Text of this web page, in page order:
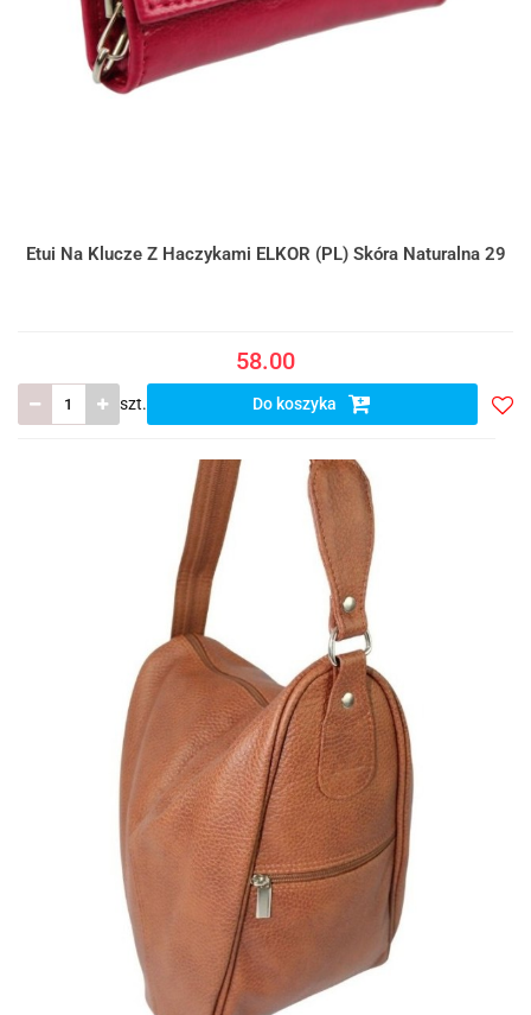
Etui Na Klucze Z Haczykami ELKOR (PL) Skóra Naturalna 29
58.00
szt. Do koszyka